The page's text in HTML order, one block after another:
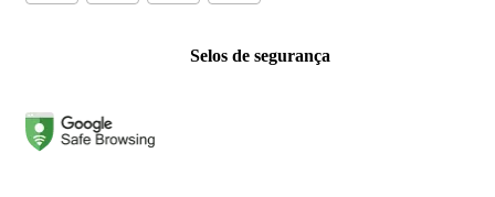
Selos de segurança